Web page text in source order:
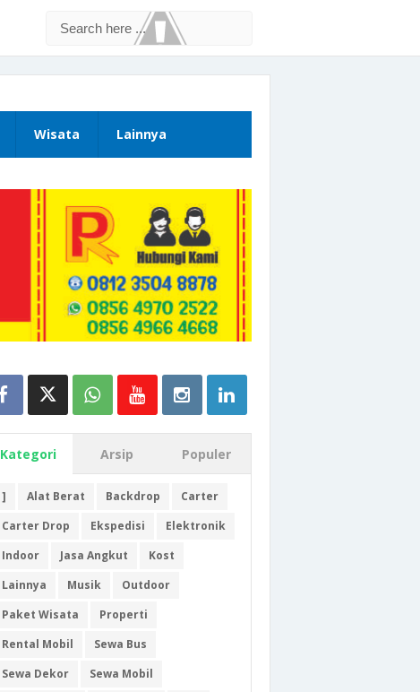
Wisata Lainnya
Kategori Arsip Populer
] Alat Berat Backdrop
Carter
Carter Drop
Ekspedisi
Elektronik
Indoor
Jasa Angkut
Kost
Lainnya
Musik
Outdoor
Paket Wisata
Properti
Rental Mobil
Sewa Bus
Sewa Dekor
Sewa Mobil